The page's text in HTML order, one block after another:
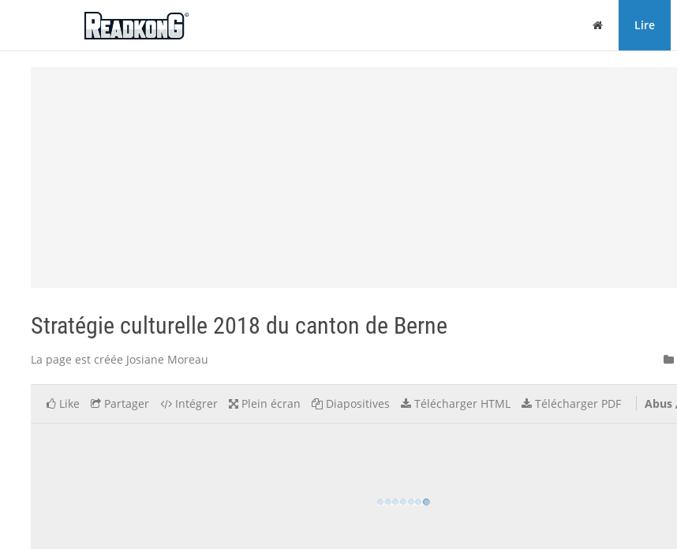
ReadkonG
MaisonLire
Stratégie culturelle 2018 du canton de Berne
La page est créée Josiane Moreau
Like Partager Intégrer Plein écran Diapositives Télécharger HTML Télécharger PDF Abus